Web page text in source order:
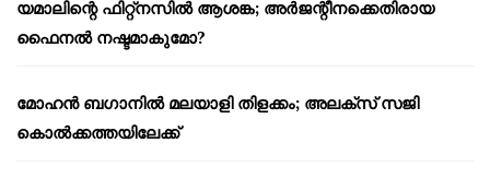
യമാലിന്റെ ഫിറ്റ്നസിൽ ആശങ്ക; അർജന്റീനക്കെതിരായ
ഫൈനൽ നഷ്ടമാകുമോ?
മോഹൻ ബഗാനിൽ മലയാളി തിളക്കം; അലക്സ് സജി
കൊൽക്കത്തയിലേക്ക്